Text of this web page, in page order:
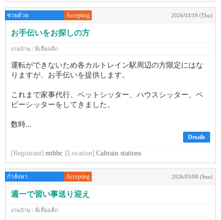
ช่วยด้วย Accepting 2026/03/19 (Thu)
お手伝いをお探しの方
งานบ้าน / พี่เลี้ยงเด็ก
運転ができないため各カルトレイン駅周辺の方限定にはな
りますが、お手伝いを提供します。
これまで家事代行、ペットシッター、ハウスシッター、ベ
ビーシッターをしてきました。
数時...
Details
[Registrant] mthbc [Location] Caltrain stations
กำลังหา Accepting 2026/03/08 (Sun)
週一で習い事送り迎え
งานบ้าน / พี่เลี้ยงเด็ก